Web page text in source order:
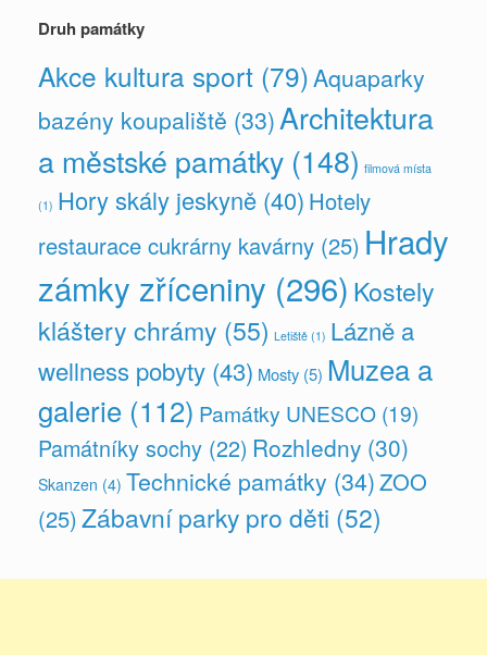
Druh památky
Akce kultura sport (79)Aquaparky
bazény koupaliště (33)Architektura
a městské památky (148) filmová místa
(1) Hory skály jeskyně (40) Hotely
restaurace cukrárny kavárny (25) Hrady
zámky zříceniny (296) Kostely
kláštery chrámy (55) Letiště (1) Lázně a
wellness pobyty (43) Mosty (5) Muzea a
galerie (112) Památky UNESCO (19)
Památníky sochy (22) Rozhledny (30)
Skanzen (4) Technické památky (34)ZOO
(25)Zábavní parky pro děti (52)